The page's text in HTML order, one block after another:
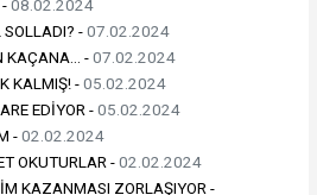
08.02.2024
-07.02.2024
KAÇANA… -07.02.2024
KALMIŞ! -05.02.2024
EDİYOR -05.02.2024
-02.02.2024
OKUTURLAR -02.02.2024
KAZANMASI ZORLAŞIYOR -